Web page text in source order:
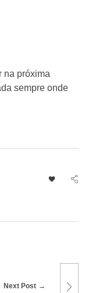
na próxima
sempre onde
Next Post